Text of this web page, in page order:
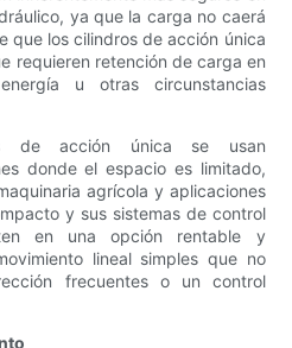
ya que la carga no caerá
que los cilindros de acción única
requieren retención de carga en
u otras circunstancias
de acción única se usan
donde el espacio es limitado,
agrícola y aplicaciones
y sus sistemas de control
en una opción rentable y
lineal simples que no
frecuentes o un control